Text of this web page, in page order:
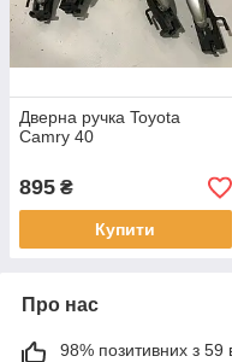
Дверна ручка Toyota
Camry 40
895 ₴
Купити
Про нас
98% позитивних з 59